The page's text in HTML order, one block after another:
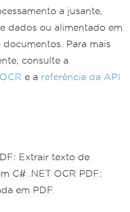
a jusante,
dados ou alimentado em
Para mais
consulte a
e a referência da API